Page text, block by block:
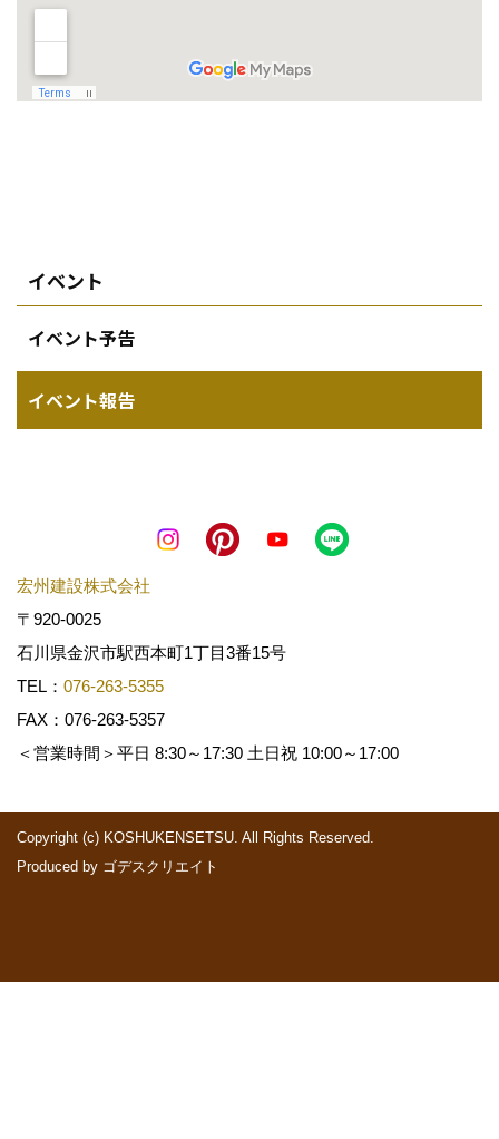
イベント
イベント予告
イベント報告
宏州建設株式会社
〒920-0025
石川県金沢市駅西本町1丁目3番15号
TEL： 076-263-5355
FAX：076-263-5357
＜営業時間＞平日 8:30～17:30 土日祝 10:00～17:00
Copyright (c) KOSHUKENSETSU. All Rights Reserved.
Produced by ゴデスクリエイト